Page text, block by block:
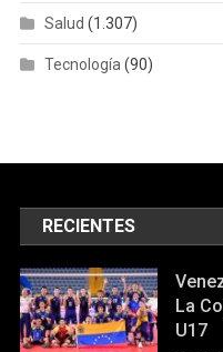
Salud (1.307)
Tecnología (90)
RECIENTES
La
U17